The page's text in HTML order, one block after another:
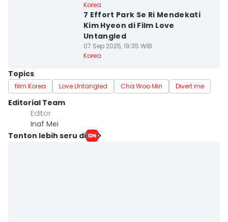
Korea
7 Effort Park Se Ri Mendekati
Kim Hyeon di Film Love
Untangled
07 Sep 2025, 19:35 WIB
Korea
Topics
film Korea Love Untangled Cha Woo Min Divert me
Editorial Team
Editor
Inaf Mei
Tonton lebih seru di